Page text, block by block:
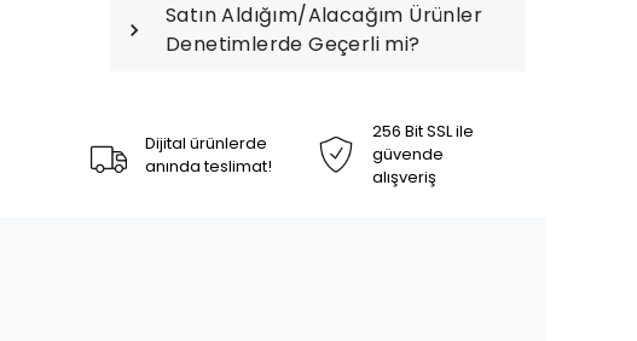
Satın Aldığım/Alacağım Ürünler
Denetimlerde Geçerli mi?
Dijital ürünlerde
anında teslimat!
256 Bit SSL ile
güvende
alışveriş